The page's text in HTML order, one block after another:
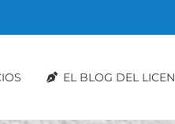
EL BLOG DEL LICEN